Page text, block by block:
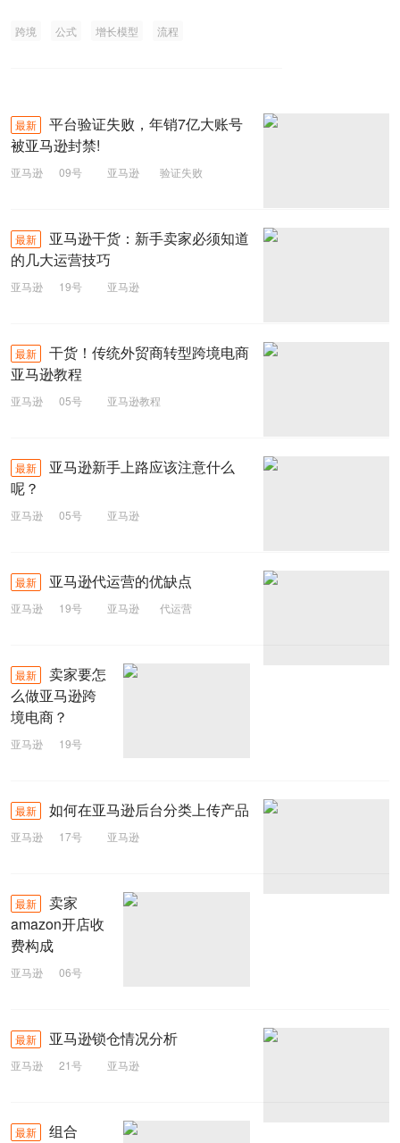
跨境 公式 增长模型 流程
最新
平台验证失败，年销7亿大账号
被亚马逊封禁!
亚马逊 09号 亚马逊 验证失败
最新
亚马逊干货：新手卖家必须知道
的几大运营技巧
亚马逊 19号 亚马逊
最新
干货！传统外贸商转型跨境电商
亚马逊教程
亚马逊 05号 亚马逊教程
最新
亚马逊新手上路应该注意什么
呢？
亚马逊 05号 亚马逊
最新 亚马逊代运营的优缺点
亚马逊 19号 亚马逊 代运营
最新
卖家要怎
么做亚马逊跨
境电商？
亚马逊
19号
最新
如何在亚马逊后台分类上传产品
亚马逊 17号 亚马逊
最新
卖家
amazon开店收
费构成
亚马逊
06号
最新 亚马逊锁仓情况分析
亚马逊 21号 亚马逊
最新
组合